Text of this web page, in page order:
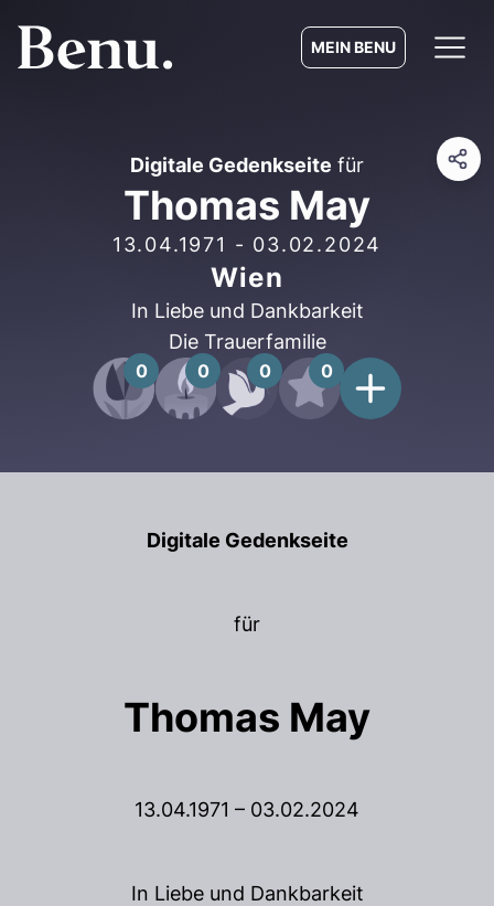
MEIN BENU
Digitale Gedenkseite für
Thomas May
13.04.1971 - 03.02.2024
Wien
In Liebe und Dankbarkeit
Die Trauerfamilie
0 0 0 0
Digitale Gedenkseite
für
Thomas May
13.04.1971 – 03.02.2024
In Liebe und Dankbarkeit